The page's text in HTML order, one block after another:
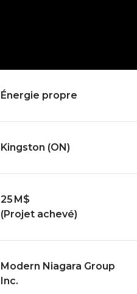
Énergie propre
Kingston (ON)
25 M$
(Projet achevé)
Modern Niagara Group
Inc.